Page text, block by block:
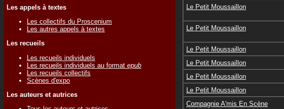
Les appels à textes
Les collectifs du Proscenium
Les autres appels à textes
Les recueils
Les recueils individuels
Les recueils individuels au format epub
Les recueils collectifs
Scènes d'expo
Les auteurs et autrices
Le Petit Moussaillon
Le Petit Moussaillon
Le Petit Moussaillon
Le Petit Moussaillon
Le Petit Moussaillon
Le Petit Moussaillon
Compagnie A'mis En Scène